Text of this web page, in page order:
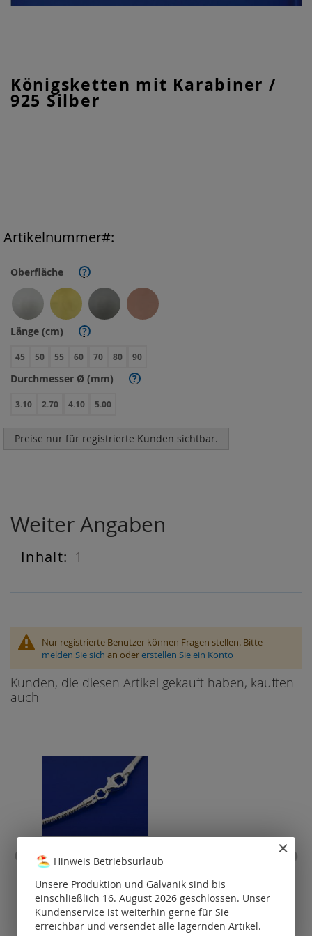
Königsketten mit Karabiner /
925 Silber
Oberfläche ?
Länge (cm) ?
45 50 55 60 70 80 90
Durchmesser Ø (mm) ?
3.10 2.70 4.10 5.00
Preise nur für registrierte Kunden sichtbar.
Artikelnummer
Anfang
der
Bildgalerie
Weiter Angaben
Weiter
1
Nur registrierte Benutzer können Fragen stellen. Bitte
melden Sie sich an odererstellen Sie ein Konto
Kunden, die diesen Artikel gekauft haben, kauften
auch
Karabiner (ø 1.2 mm) / 925
Silber
Preise nur für
registrierte
Hinweis Betriebsurlaub
Unsere Produktion und Galvanik sind bis
einschließlich 16. August 2026 geschlossen. Unser
Kundenservice ist weiterhin gerne für Sie
erreichbar und versendet alle lagernden Artikel.